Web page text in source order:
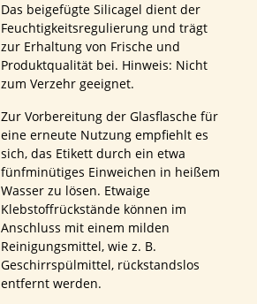
Das beigefügte Silicagel dient der
Feuchtigkeitsregulierung und trägt
zur Erhaltung von Frische und
Produktqualität bei. Hinweis: Nicht
zum Verzehr geeignet.
Zur Vorbereitung der Glasflasche für
eine erneute Nutzung empfiehlt es
sich, das Etikett durch ein etwa
fünfminütiges Einweichen in heißem
Wasser zu lösen. Etwaige
Klebstoffrückstände können im
Anschluss mit einem milden
Reinigungsmittel, wie z. B.
Geschirrspülmittel, rückstandslos
entfernt werden.